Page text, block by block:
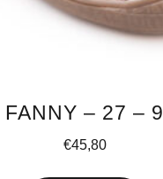
FANNY – 27 – 9
€45,80